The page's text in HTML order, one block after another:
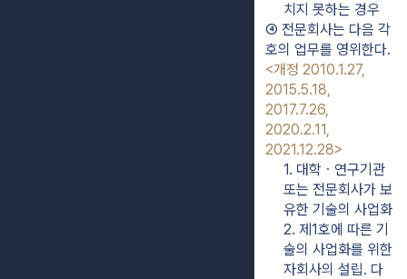
치지 못하는 경우
④ 전문회사는 다음 각
<개정 2010.1.27,
2015.5.18,
2017.7.26,
2020.2.11,
2021.12.28>
1. 대학ㆍ연구기관
또는 전문회사가 보
유한 기술의 사업화
2. 제1호에 따른 기
술의 사업화를 위한
자회사의 설립. 다